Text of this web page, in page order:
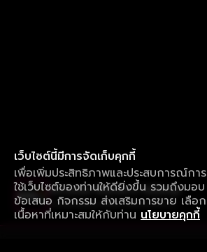
เว็บไซต์นี้มีการจัดเก็บคุกกี้
เพื่อเพิ่มประสิทธิภาพและประสบการณ์การ
ใช้เว็บไซต์ของท่านให้ดียิ่งขึ้น รวมถึงมอบ
ข้อเสนอ กิจกรรม ส่งเสริมการขาย เลือก
เนื้อหาที่เหมาะสมให้กับท่าน นโยบายคุกกี้
ใช้งานแอป ลื่นไหลกว่า ไม่มีสะดุด
ดาวน์โหลดแอปเพื่อการรับชมที่ดีกว่า